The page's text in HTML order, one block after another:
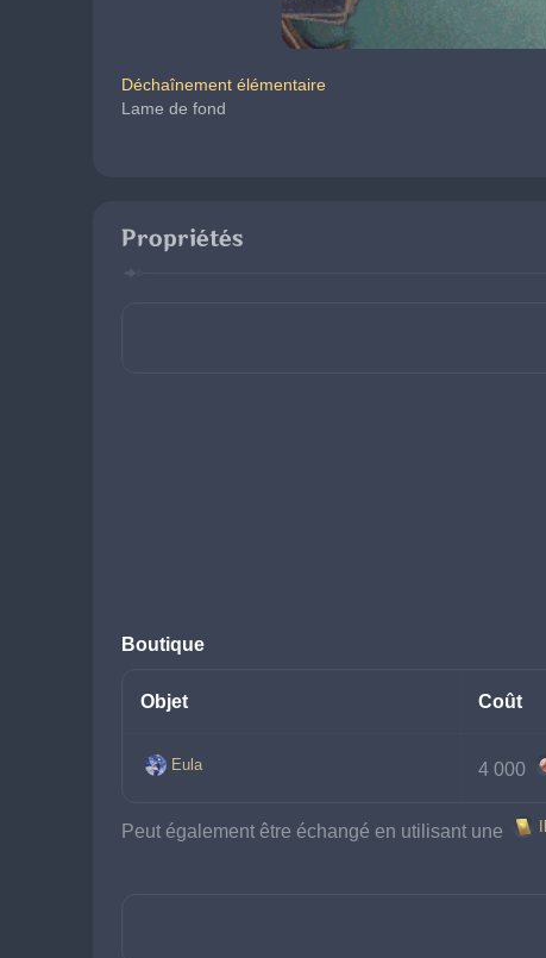
Déchaînement élémentaire
Lame de fond
Propriétés
Boutique
Objet Coût
Eula 4 000
Peut également être échangé en utilisant une